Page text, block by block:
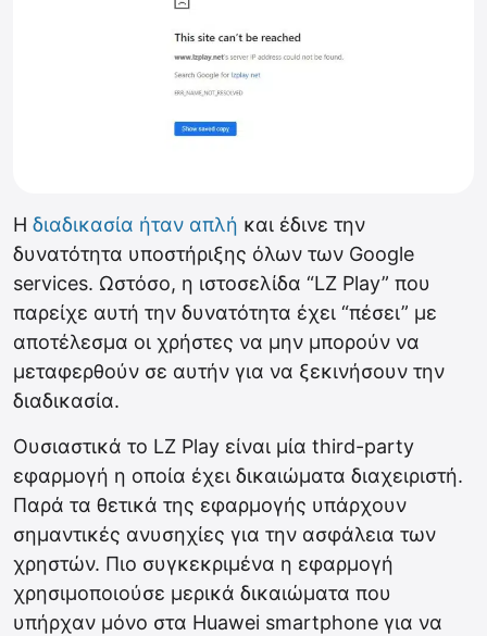
Η διαδικασία ήταν απλή και έδινε την
δυνατότητα υποστήριξης όλων των Google
services. Ωστόσο, η ιστοσελίδα “LZ Play” που
παρείχε αυτή την δυνατότητα έχει “πέσει” με
αποτέλεσμα οι χρήστες να μην μπορούν να
μεταφερθούν σε αυτήν για να ξεκινήσουν την
διαδικασία.
Ουσιαστικά το LZ Play είναι μία third-party
εφαρμογή η οποία έχει δικαιώματα διαχειριστή.
Παρά τα θετικά της εφαρμογής υπάρχουν
σημαντικές ανυσηχίες για την ασφάλεια των
χρηστών. Πιο συγκεκριμένα η εφαρμογή
χρησιμοποιούσε μερικά δικαιώματα που
υπήρχαν μόνο στα Huawei smartphone για να